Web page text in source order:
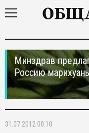
Минздрав
Россию
31.07.2012 00:10